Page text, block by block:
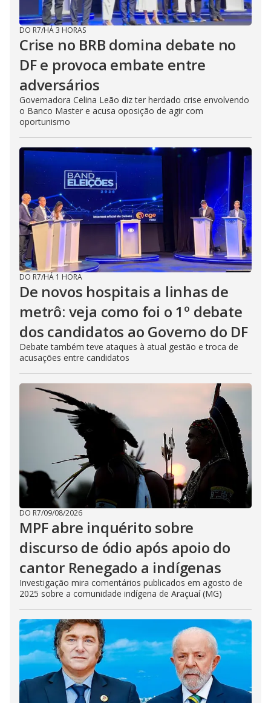
DO R7/HÁ 3 HORAS
Crise no BRB domina debate no
DF e provoca embate entre
adversários
Governadora Celina Leão diz ter herdado crise envolvendo
o Banco Master e acusa oposição de agir com
oportunismo
DO R7/HÁ 1 HORA
De novos hospitais a linhas de
metrô: veja como foi o 1º debate
dos candidatos ao Governo do DF
Debate também teve ataques à atual gestão e troca de
acusações entre candidatos
DO R7/09/08/2026
MPF abre inquérito sobre
discurso de ódio após apoio do
cantor Renegado a indígenas
Investigação mira comentários publicados em agosto de
2025 sobre a comunidade indígena de Araçuaí (MG)